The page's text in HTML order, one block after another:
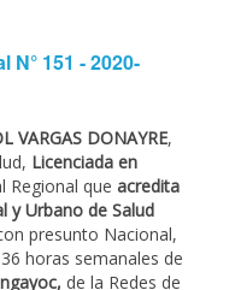
151 - 2020-
VARGAS DONAYRE,
Licenciada en
Regional que acredita
y Urbano de Salud
presunto Nacional,
horas semanales de
de la Redes de